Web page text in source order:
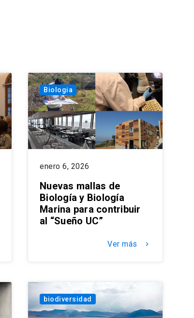
Biologia
enero 6, 2026
Nuevas mallas de
Biología y Biología
Marina para contribuir
al “Sueño UC”
Ver más keyboard_arrow_right
biodiversidad